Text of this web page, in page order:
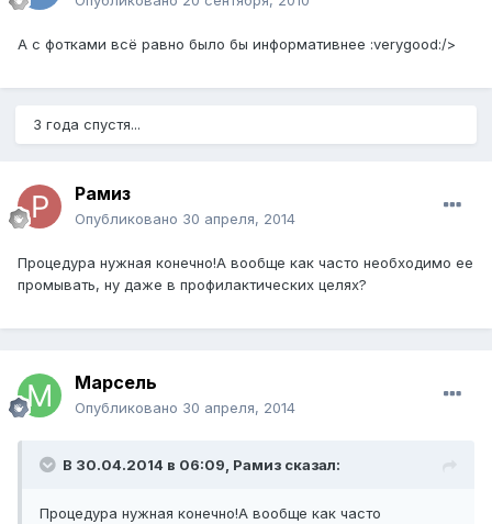
А с фотками всё равно было бы информативнее :verygood:/>
3 года спустя...
Рамиз
Опубликовано 30 апреля, 2014
Процедура нужная конечно!А вообще как часто необходимо ее
промывать, ну даже в профилактических целях?
Марсель
Опубликовано 30 апреля, 2014
В 30.04.2014 в 06:09, Рамиз сказал:
Процедура нужная конечно!А вообще как часто